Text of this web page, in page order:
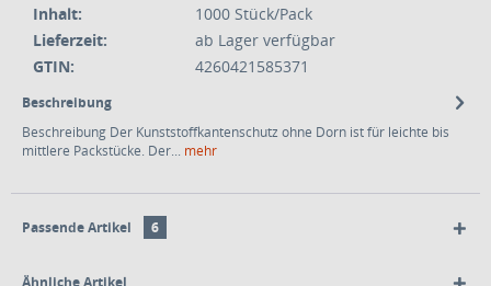
Inhalt:
1000 Stück/Pack
Lieferzeit:
ab Lager verfügbar
GTIN:
4260421585371
Beschreibung
Beschreibung Der Kunststoffkantenschutz ohne Dorn ist für leichte bis
mittlere Packstücke. Der... mehr
Passende Artikel 6
Ähnliche Artikel